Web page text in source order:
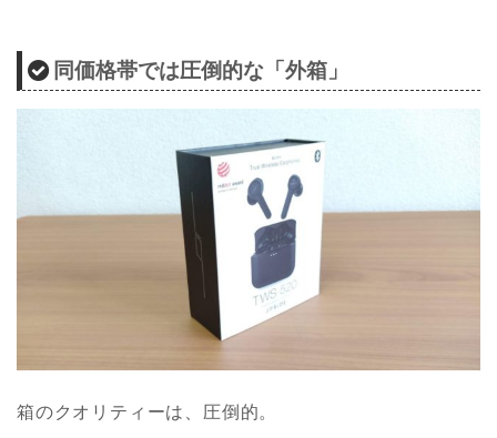
同価格帯では圧倒的な「外箱」
箱のクオリティーは、圧倒的。